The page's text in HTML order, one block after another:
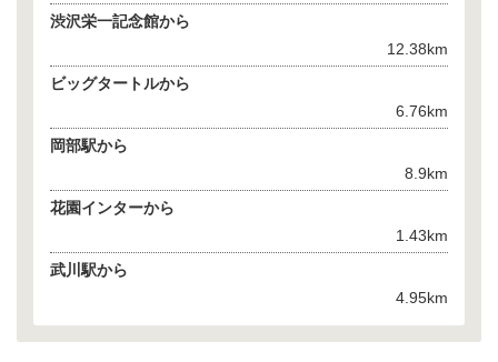
渋沢栄一記念館から
12.38km
ビッグタートルから
6.76km
岡部駅から
8.9km
花園インターから
1.43km
武川駅から
4.95km